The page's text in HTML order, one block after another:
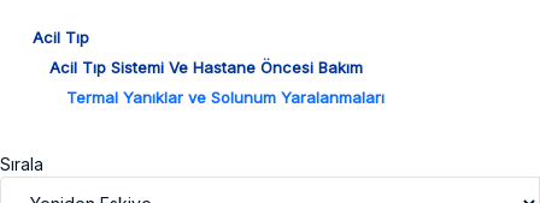
Acil Tıp
Acil Tıp Sistemi Ve Hastane Öncesi Bakım
Termal Yanıklar ve Solunum Yaralanmaları
Sırala